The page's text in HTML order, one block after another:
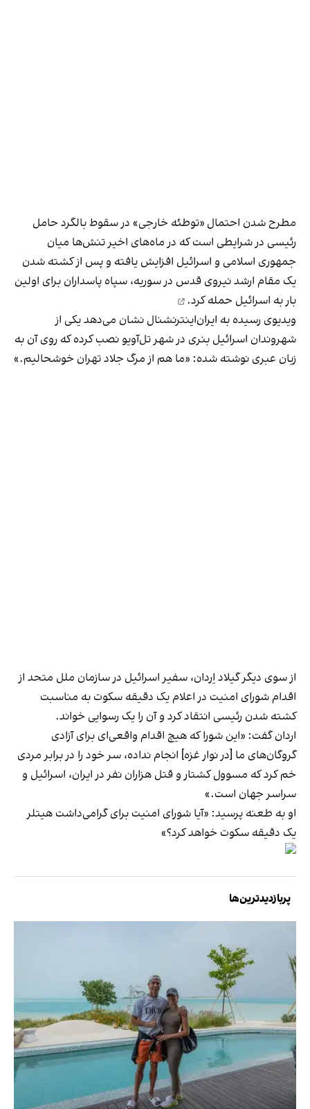
مطرح شدن احتمال «توطئه خارجی» در سقوط بالگرد حامل
رئیسی در شرایطی است که در ماه‌های اخیر تنش‌ها میان
جمهوری اسلامی و اسرائیل افزایش یافته و پس از کشته شدن
یک مقام ارشد نیروی قدس در سوریه، سپاه پاسداران برای اولین
بار به اسرائیل حمله کرد.
ویدیوی رسیده به ایران‌اینترنشنال نشان می‌دهد یکی از
شهروندان اسرائیل بنری در شهر تل‌‌آویو نصب کرده که روی آن به
زبان عبری نوشته شده: «ما هم از مرگ جلاد تهران خوشحالیم.»
از سوی دیگر گیلاد اِردان، سفیر اسرائیل در سازمان ملل متحد از
اقدام شورای امنیت در اعلام یک دقیقه سکوت به مناسبت
کشته شدن رئیسی انتقاد کرد و آن را یک رسوایی خواند.
اردان گفت: «این شورا که هیچ اقدام واقعی‌ای برای آزادی
گروگان‌های ما [در نوار غزه] انجام نداده، سر خود را در برابر مردی
خم کرد که مسوول کشتار و قتل هزاران نفر در ایران، اسرائیل و
سراسر جهان است.»
او به طعنه پرسید: «آیا شورای امنیت برای گرامی‌داشت هیتلر
یک دقیقه سکوت خواهد کرد؟»
پربازدیدترین‌ها